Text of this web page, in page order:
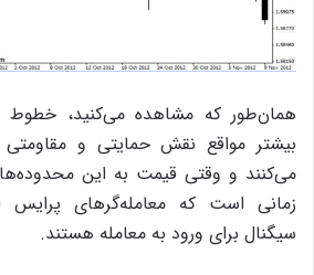
همان‌طور که مشاهده می‌کنید،‌
بیشتر مواقع نقش حمایتی و
می‌کنند و وقتی قیمت به این
زمانی است که معامله‌گرهای پرایس
سیگنال برای ورود به معامله هستند.